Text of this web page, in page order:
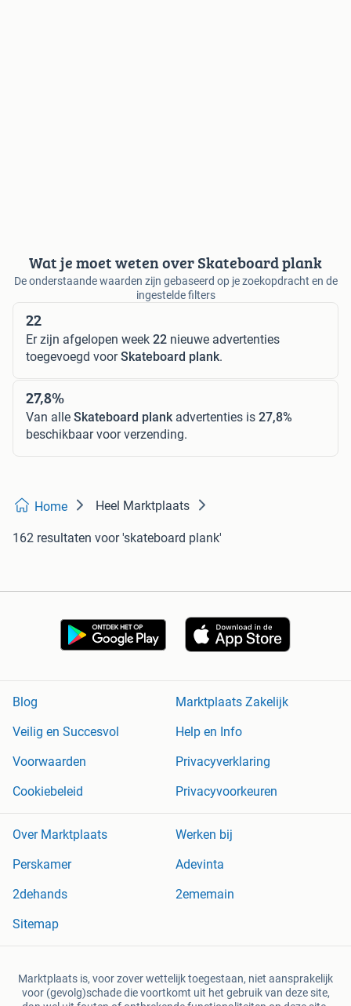
Wat je moet weten over Skateboard plank
De onderstaande waarden zijn gebaseerd op je zoekopdracht en de
ingestelde filters
22
Er zijn afgelopen week 22 nieuwe advertenties
toegevoegd voorSkateboard plank.
27,8%
Van alle Skateboard plankadvertenties is 27,8%
beschikbaar voor verzending.
Home Heel Marktplaats
162 resultaten voor 'skateboard plank'
Blog
Marktplaats Zakelijk
Veilig en Succesvol
Help en Info
Voorwaarden
Privacyverklaring
Cookiebeleid
Privacyvoorkeuren
Over Marktplaats
Werken bij
Perskamer
Adevinta
2dehands
2ememain
Sitemap
Marktplaats is, voor zover wettelijk toegestaan, niet aansprakelijk
voor (gevolg)schade die voortkomt uit het gebruik van deze site,